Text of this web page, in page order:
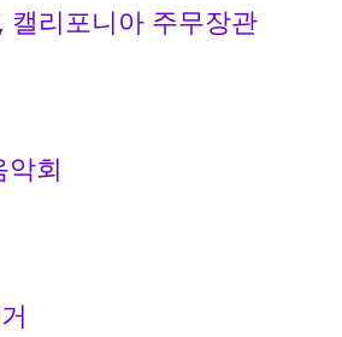
캘리포니아 주무장관
회